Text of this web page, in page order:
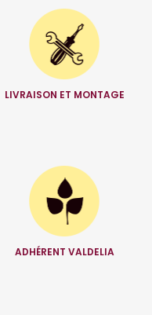
LIVRAISON ET MONTAGE
ADHÉRENT VALDELIA